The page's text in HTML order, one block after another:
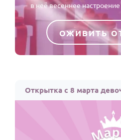
в неё весеннее
ОЖИВИТЬ
Открытка с 8 марта